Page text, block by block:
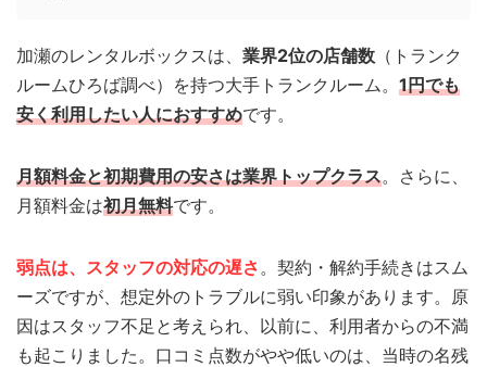
加瀬のレンタルボックスは、 業界2位の店舗数 （トランク
ルームひろば調べ）を持つ大手トランクルーム。 1円でも
安く利用したい人におすすめです。
月額料金と初期費用の安さは業界トップクラス。さらに、
月額料金は初月無料です。
弱点は、スタッフの対応の遅さ 。契約・解約手続きはスム
ーズですが、想定外のトラブルに弱い印象があります。原
因はスタッフ不足と考えられ、以前に、利用者からの不満
も起こりました。口コミ点数がやや低いのは、当時の名残